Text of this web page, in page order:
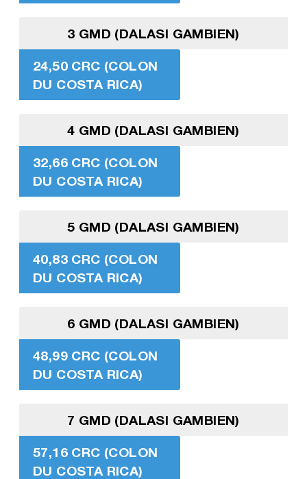
3 GMD (DALASI GAMBIEN)
24,50 CRC (COLON
DU COSTA RICA)
4 GMD (DALASI GAMBIEN)
32,66 CRC (COLON
DU COSTA RICA)
5 GMD (DALASI GAMBIEN)
40,83 CRC (COLON
DU COSTA RICA)
6 GMD (DALASI GAMBIEN)
48,99 CRC (COLON
DU COSTA RICA)
7 GMD (DALASI GAMBIEN)
57,16 CRC (COLON
DU COSTA RICA)